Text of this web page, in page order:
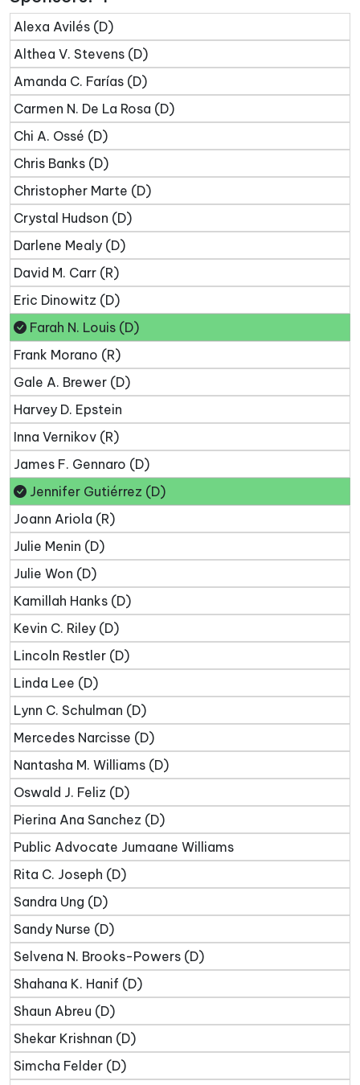
Alexa Avilés (D)
Althea V. Stevens (D)
Amanda C. Farías (D)
Carmen N. De La Rosa (D)
Chi A. Ossé (D)
Chris Banks (D)
Christopher Marte (D)
Crystal Hudson (D)
Darlene Mealy (D)
David M. Carr (R)
Eric Dinowitz (D)
Farah N. Louis (D)
Frank Morano (R)
Gale A. Brewer (D)
Harvey D. Epstein
Inna Vernikov (R)
James F. Gennaro (D)
Jennifer Gutiérrez (D)
Joann Ariola (R)
Julie Menin (D)
Julie Won (D)
Kamillah Hanks (D)
Kevin C. Riley (D)
Lincoln Restler (D)
Linda Lee (D)
Lynn C. Schulman (D)
Mercedes Narcisse (D)
Nantasha M. Williams (D)
Oswald J. Feliz (D)
Pierina Ana Sanchez (D)
Public Advocate Jumaane Williams
Rita C. Joseph (D)
Sandra Ung (D)
Sandy Nurse (D)
Selvena N. Brooks-Powers (D)
Shahana K. Hanif (D)
Shaun Abreu (D)
Shekar Krishnan (D)
Simcha Felder (D)